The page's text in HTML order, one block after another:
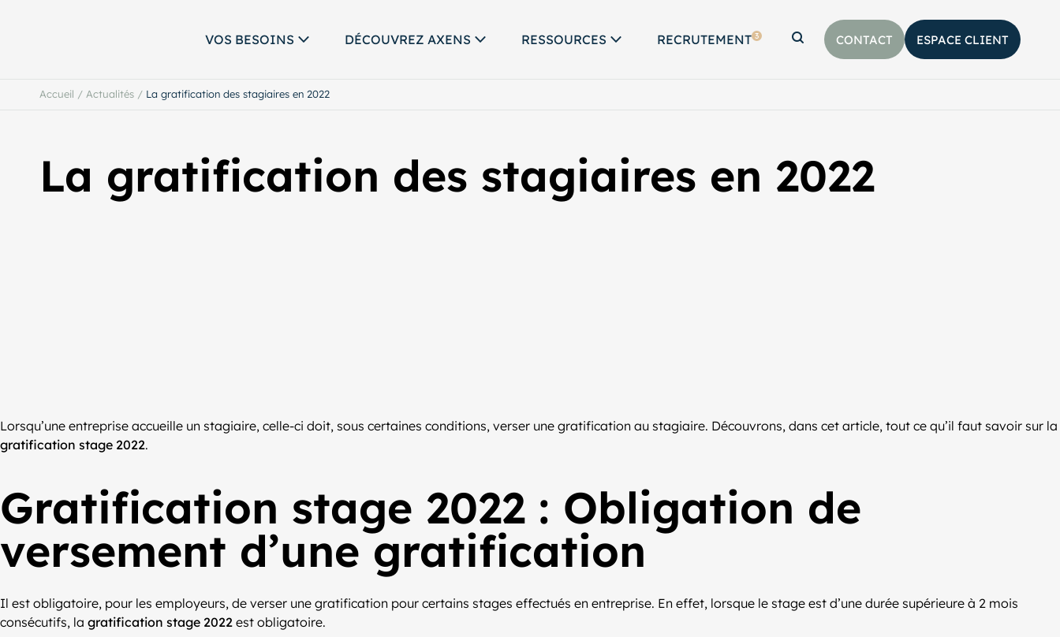
VOS BESOINS DÉCOUVREZ AXENS RESSOURCES RECRUTEMENT 3
Afficher la barre de recherche
CONTACT ESPACE CLIENT
Accueil / Actualités / La gratification des stagiaires en 2022
La gratification des stagiaires en 2022
Lorsqu’une entreprise accueille un stagiaire, celle-ci doit, sous certaines conditions, verser une gratification au stagiaire. Découvrons, dans cet article, tout ce qu’il faut savoir sur la
gratification stage 2022.
Gratification stage 2022 : Obligation de
versement d’une gratification
Il est obligatoire, pour les employeurs, de verser une gratification pour certains stages effectués en entreprise. En effet, lorsque le stage est d’une durée supérieure à 2 mois
consécutifs, la gratification stage 2022 est obligatoire.